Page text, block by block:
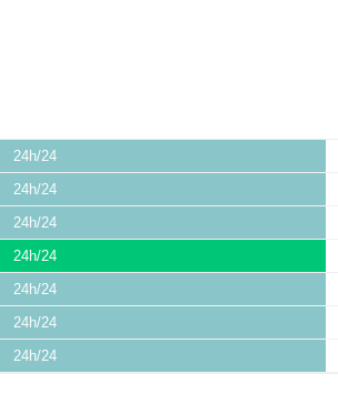
24h/24
24h/24
24h/24
24h/24
24h/24
24h/24
24h/24